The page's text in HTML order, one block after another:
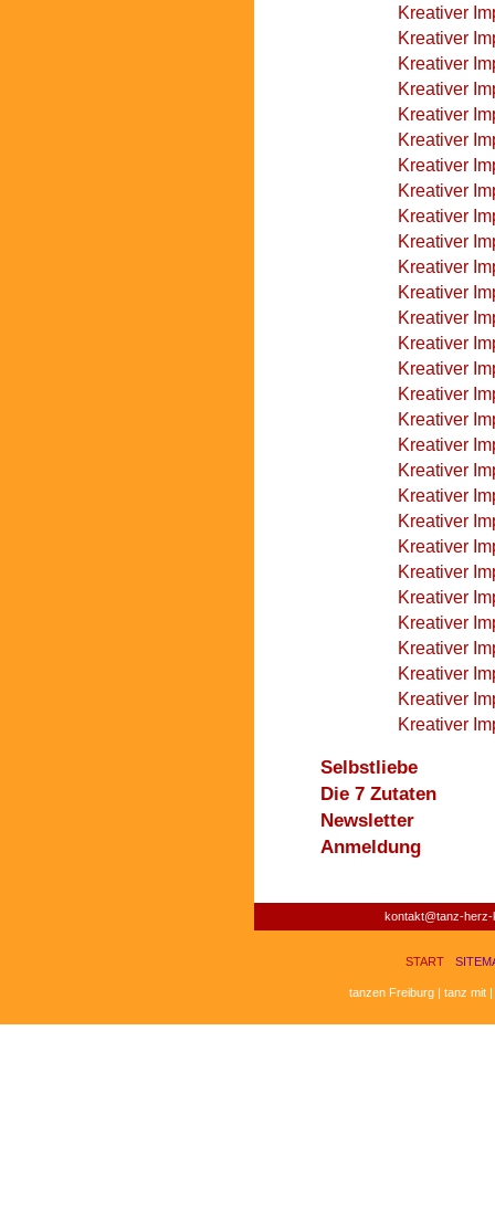
Kreativer
Kreativer
Kreativer
Kreativer
Kreativer
Kreativer
Kreativer
Kreativer
Kreativer
Kreativer
Kreativer
Kreativer
Kreativer
Kreativer
Kreativer
Kreativer
Kreativer
Kreativer
Kreativer
Kreativer
Kreativer
Kreativer
Kreativer
Kreativer
Kreativer
Kreativer
Kreativer
Kreativer
Kreativer
Selbstliebe
Die 7 Zutaten
Newsletter
Anmeldung
kontakt@tanz-
START
tanzen Freiburg | tanz mit